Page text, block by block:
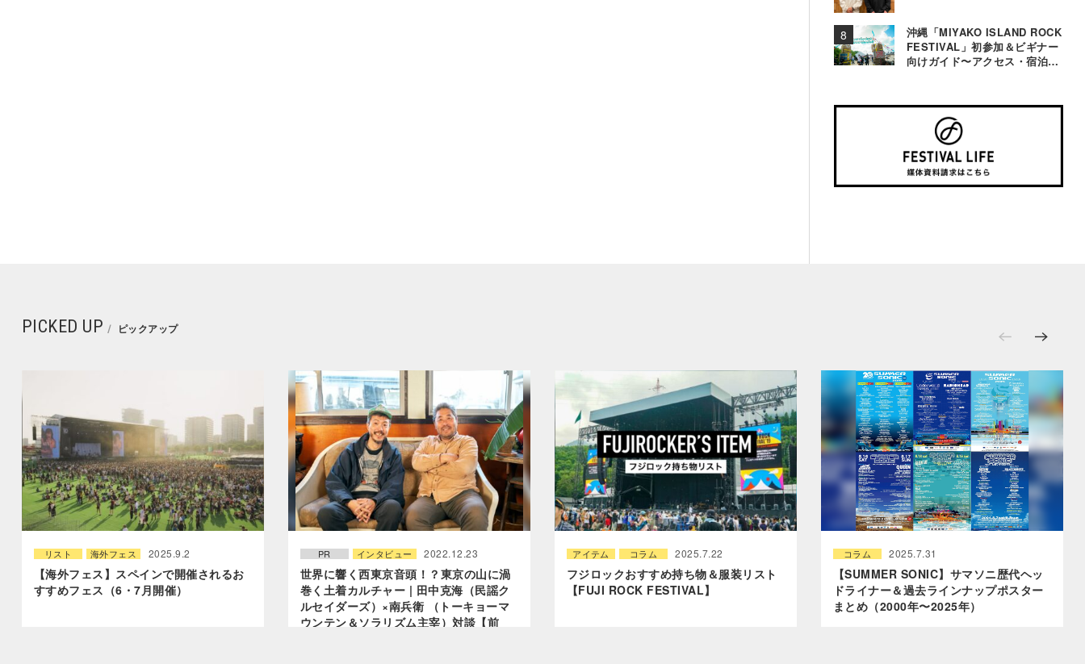
沖縄「MIYAKO ISLAND ROCK
FESTIVAL」初参加＆ビギナー
向けガイド〜アクセス・宿泊・
PICKED UP ピックアップ
リスト 海外フェス 2025.9.2
【海外フェス】スペインで開催されるお
すすめフェス（6・7月開催）
PR インタビュー 2022.12.23
世界に響く西東京音頭！？東京の山に渦
巻く土着カルチャー | 田中克海（民謡ク
ルセイダーズ）×南兵衛 （トーキョーマ
ウンテン＆ソラリズム主宰）対談【前
アイテム コラム 2025.7.22
フジロックおすすめ持ち物＆服装リスト
【FUJI ROCK FESTIVAL】
コラム 2025.7.31
【SUMMER SONIC】サマソニ歴代ヘッ
ドライナー＆過去ラインナップポスター
まとめ（2000年〜2025年）